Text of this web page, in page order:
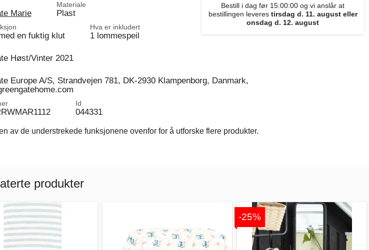
Bestill i dag før 15:00:00 og vi anslår at
bestillingen leveres tirsdag d. 11. august eller
onsdag d. 12. august
Marie
Materiale
Plast
en fuktig klut
Hva er inkludert
1 lommespeil
Høst/Vinter 2021
Europe A/S, Strandvejen 781, DK-2930 Klampenborg, Danmark,
Id
044331
av de understrekede funksjonene ovenfor for å utforske flere produkter.
produkter
-25%